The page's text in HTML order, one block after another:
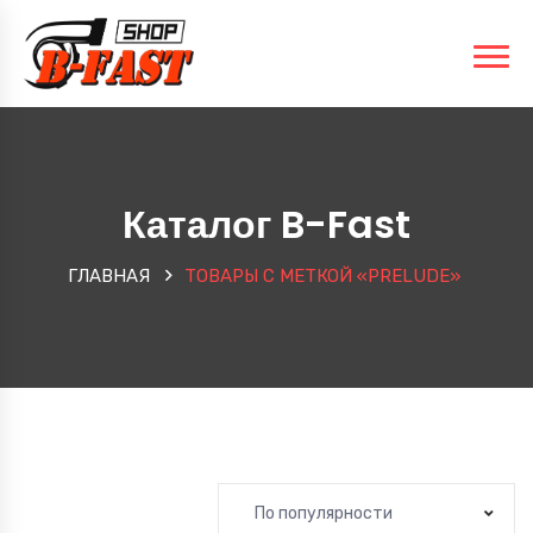
Каталог B-Fast
ГЛАВНАЯ ТОВАРЫ С МЕТКОЙ «PRELUDE»
По популярности